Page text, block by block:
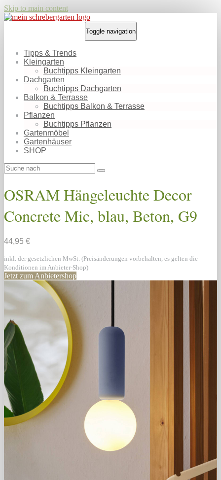
Skip to main content
Toggle navigation
Tipps & Trends
Kleingarten
Buchtipps Kleingarten
Dachgarten
Buchtipps Dachgarten
Balkon & Terrasse
Buchtipps Balkon & Terrasse
Pflanzen
Buchtipps Pflanzen
Gartenmöbel
Gartenhäuser
SHOP
OSRAM Hängeleuchte Decor
Concrete Mic, blau, Beton, G9
44,95 €
inkl. der gesetzlichen MwSt. (Preisänderungen vorbehalten, es gelten die
Konditionen im Anbieter-Shop)
Jetzt zum Anbietershop